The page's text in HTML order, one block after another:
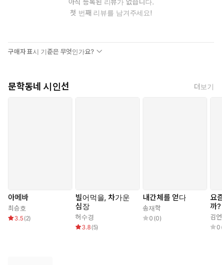
아직 등록된 리뷰가 없습니다.
첫 번째 리뷰를 남겨주세요!
구매자 표시 기준은 무엇인가요?
문학동네 시인선 더보기
아메바
최승호
3.5(2)
빌어먹을, 차가운
심장
허수경
3.8(5)
내간체를 얻다
송재학
0 (0)
요
까?
김
0